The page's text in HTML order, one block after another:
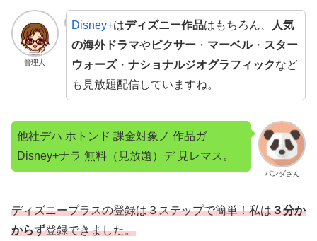
管理人
Disney+はディズニー作品はもちろん、
人気
の海外ドラマやピクサー・ マーベル・ スター
ウォーズ・ ナショナルジオグラフィックなど
も見放題配信していますね。
パンダさん
他社デハ ホトンド 課金対象ノ 作品ガ
Disney+ナラ 無料（見放題）デ 見レマス。
ディズニープラスの登録は３ステップで簡単！私は３分か
からず登録できました。